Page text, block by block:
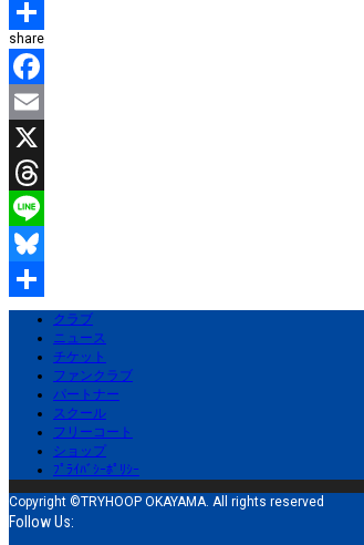
Bluesky
共
有
share
Facebook
Email
X
Threads
Line
Bluesky
共
クラブ
ニュース
チケット
ファンクラブ
パートナー
スクール
フリーコート
ショップ
ﾌﾟﾗｲﾊﾞｼｰﾎﾟﾘｼｰ
Copyright ©TRYHOOP OKAYAMA. All rights reserved
Follow Us: